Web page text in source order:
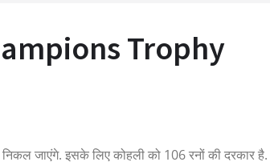
Trophy
जाएंगे. इसके लिए कोहली को 106 रनों की दरकार है.